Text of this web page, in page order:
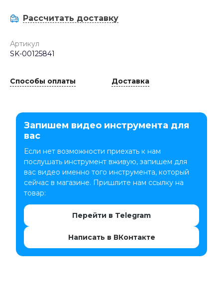
Рассчитать доставку
Артикул
SK-00125841
Способы оплаты Доставка
Запишем видео инструмента для
вас
Если нет возможности приехать к нам
послушать инструмент вживую, запишем для
вас видео именно того инструмента, который
сейчас в магазине. Пришлите нам ссылку на
товар:
Перейти в Telegram
Написать в ВКонтакте